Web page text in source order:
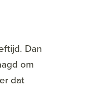
Dan
om
dat